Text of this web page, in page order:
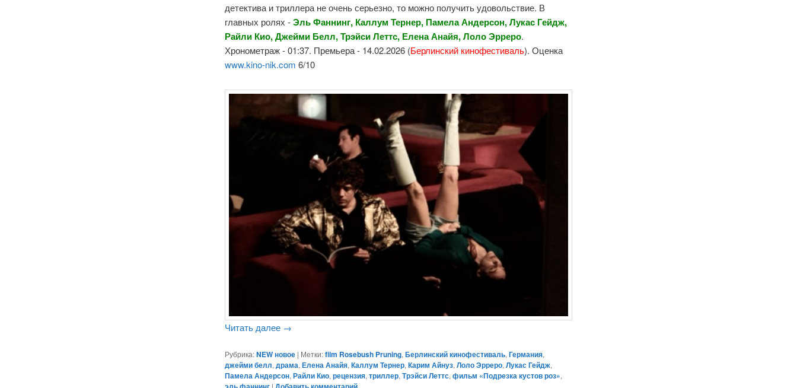
детектива и триллера не очень серьезно, то можно получить удовольствие. В
главных ролях -Эль Фаннинг, Каллум Тернер, Памела Андерсон, Лукас Гейдж,
Райли Кио, Джейми Белл, Трэйси Леттс, Елена Анайя, Лоло Эрреро.
Хронометраж - 01:37. Премьера - 14.02.2026 (Берлинский кинофестиваль). Оценка
www.kino-nik.com 6/10
Читать далее →
Рубрика: NEW новое | Метки: film Rosebush Pruning,Берлинский кинофестиваль,Германия,
джейми белл,драма,Елена Анайя,Каллум Тернер,Карим Айнуз,Лоло Эрреро,Лукас Гейдж,
Памела Андерсон,Райли Кио,рецензия,триллер,Трэйси Леттс,фильм «Подрезка кустов роз»,